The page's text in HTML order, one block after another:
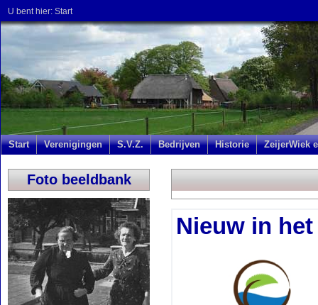
U bent hier: Start
Start Verenigingen S.V.Z. Bedrijven Historie ZeijerWiek
Foto beeldbank
Nieuw in